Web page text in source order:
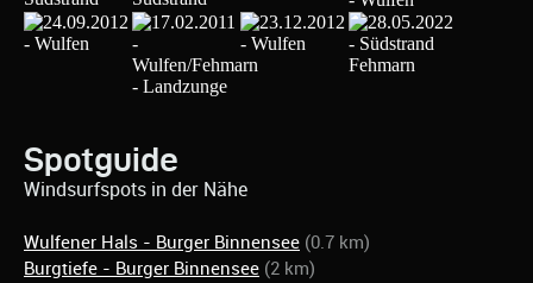
Spotguide
Windsurfspots in der Nähe
Wulfener Hals - Burger Binnensee (0.7 km)
Burgtiefe - Burger Binnensee (2 km)